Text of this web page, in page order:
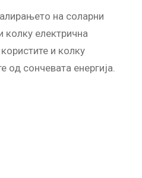
на соларни
колку електрична
и колку
од сончевата енергија.